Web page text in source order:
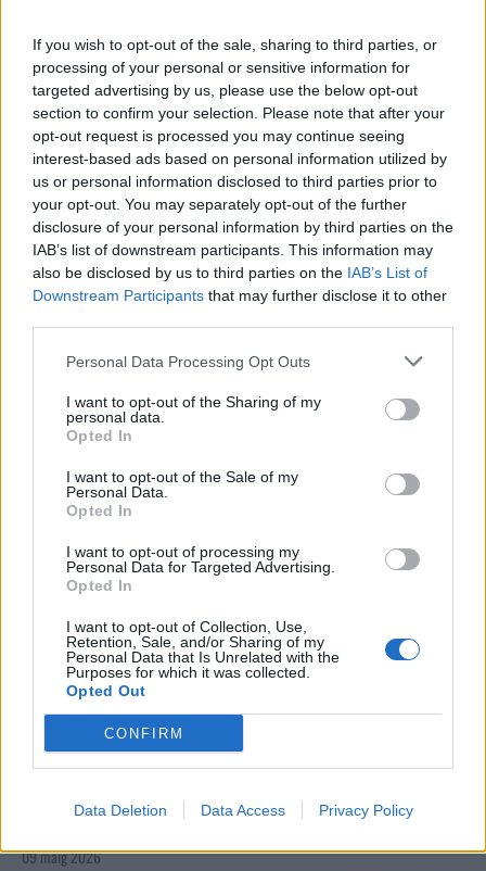
If you wish to opt-out of the sale, sharing to third parties, or
processing of your personal or sensitive information for
targeted advertising by us, please use the below opt-out
section to confirm your selection. Please note that after your
opt-out request is processed you may continue seeing
interest-based ads based on personal information utilized by
us or personal information disclosed to third parties prior to
your opt-out. You may separately opt-out of the further
disclosure of your personal information by third parties on the
IAB’s list of downstream participants. This information may
also be disclosed by us to third parties on the IAB’s List of
Downstream Participants that may further disclose it to other
Personal Data Processing Opt Outs
I want to opt-out of the Sharing of my
personal data.
Opted In
I want to opt-out of the Sale of my
Personal Data.
Opted In
I want to opt-out of processing my
Personal Data for Targeted Advertising.
Opted In
I want to opt-out of Collection, Use,
Retention, Sale, and/or Sharing of my
Personal Data that Is Unrelated with the
Purposes for which it was collected.
Opted Out
CONFIRM
Data Deletion Data Access Privacy Policy
Els vestits de paper guanyen força
enguany amb més modistes i gairebé
40 peces a concurs
31 de juliol de 2026
“L’eclipsi serà una oportunitat també
per a gaudir de les Festes Majors
d’Amposta”
31 de juliol de 2026
Blaumut lidera el cartell musical de les
Festes
La Cursa de l’Aldea segona d’etiqueta d’or de la
09 maig 2026